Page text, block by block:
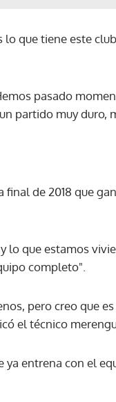
a nuestro
que tiene este
pasado
partido muy
de 2018 que
lo que estamos
completo".
pero creo que
el técnico
entrena con el